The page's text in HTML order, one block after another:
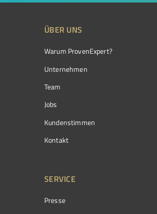
ÜBER UNS
Warum ProvenExpert?
Unternehmen
Team
Jobs
Kundenstimmen
Kontakt
SERVICE
Presse